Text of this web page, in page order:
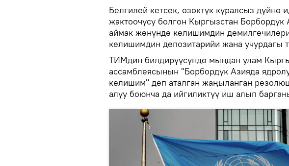
Белгилей кетсек, өзөктүк куралсыз дүйнө
жактоочусу болгон Кыргызстан Борбордук
аймак жөнүндө келишимдин
келишимдин депозитарийи жана учурдагы
ТИМдин билдирүүсүндө мындан улам
ассамблеясынын "Борбордук Азияда
келишим" деп аталган жаңыланган
алуу боюнча да ийгиликтүү иш алып